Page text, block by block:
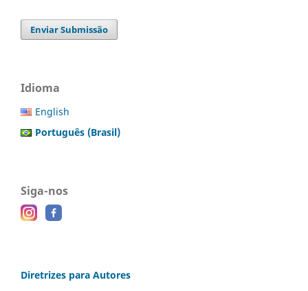
Enviar Submissão
Idioma
English
Português (Brasil)
Siga-nos
Diretrizes para Autores